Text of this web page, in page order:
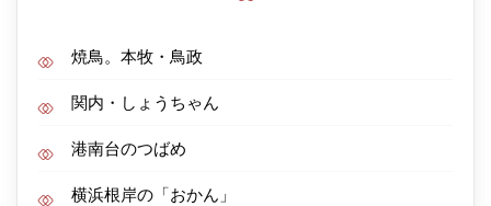
焼鳥。本牧・鳥政
関内・しょうちゃん
港南台のつばめ
横浜根岸の「おかん」